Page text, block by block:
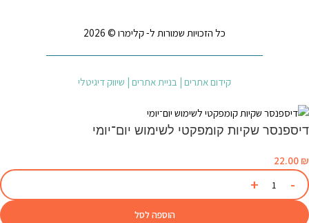
כל הזכויות שמורות ל- קלימרו © 2026
קידום אתרים | בניית אתרים | שיווק דיגיטלי
דיספנסר שקיות קומפקטי לשימוש יום־יומי
22.00 ₪
הוספה לסל